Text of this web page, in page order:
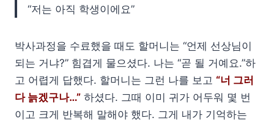
“저는 아직 학생이에요”
박사과정을 수료했을 때도 할머니는 “언제 선상님이
되는 거냐?” 힘겹게 물으셨다. 나는 “곧 될 거예요.”하
고 어렵게 답했다. 할머니는 그런 나를 보고 “너 그러
다 늙겠구나…” 하셨다. 그때 이미 귀가 어두워 몇 번
이고 크게 반복해 말해야 했다. 그게 내가 기억하는